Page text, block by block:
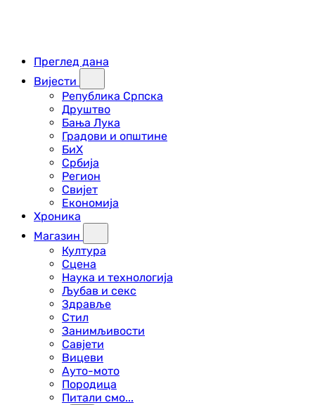
Преглед дана
Вијести
Република Српска
Друштво
Бања Лука
Градови и општине
БиХ
Србија
Регион
Свијет
Економија
Хроника
Магазин
Култура
Сцена
Наука и технологија
Љубав и секс
Здравље
Стил
Занимљивости
Савјети
Вицеви
Ауто-мото
Породица
Питали смо...